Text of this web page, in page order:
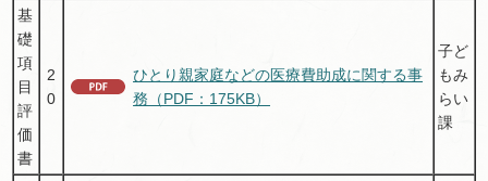
基
礎
項
目
評
価
書
2
0
ひとり親家庭などの医療費助成に関する事
務（PDF：175KB）
子ど
もみ
らい
課